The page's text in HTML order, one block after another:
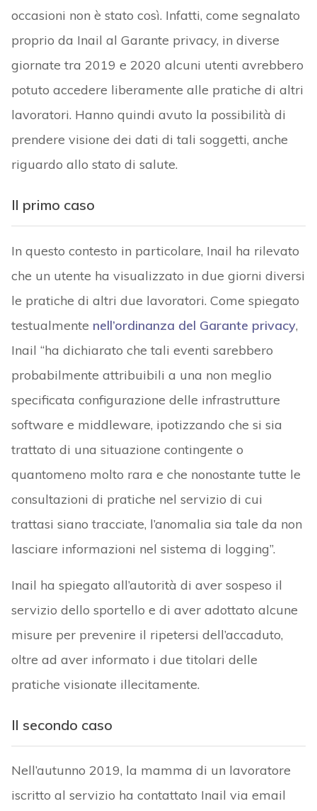
occasioni non è stato così. Infatti, come segnalato
proprio da Inail al Garante privacy, in diverse
giornate tra 2019 e 2020 alcuni utenti avrebbero
potuto accedere liberamente alle pratiche di altri
lavoratori. Hanno quindi avuto la possibilità di
prendere visione dei dati di tali soggetti, anche
riguardo allo stato di salute.
Il primo caso
In questo contesto in particolare, Inail ha rilevato
che un utente ha visualizzato in due giorni diversi
le pratiche di altri due lavoratori. Come spiegato
testualmente nell’ordinanza del Garante privacy,
Inail “ha dichiarato che tali eventi sarebbero
probabilmente attribuibili a una non meglio
specificata configurazione delle infrastrutture
software e middleware, ipotizzando che si sia
trattato di una situazione contingente o
quantomeno molto rara e che nonostante tutte le
consultazioni di pratiche nel servizio di cui
trattasi siano tracciate, l’anomalia sia tale da non
lasciare informazioni nel sistema di logging”.
Inail ha spiegato all’autorità di aver sospeso il
servizio dello sportello e di aver adottato alcune
misure per prevenire il ripetersi dell’accaduto,
oltre ad aver informato i due titolari delle
pratiche visionate illecitamente.
Il secondo caso
Nell’autunno 2019, la mamma di un lavoratore
iscritto al servizio ha contattato Inail via email